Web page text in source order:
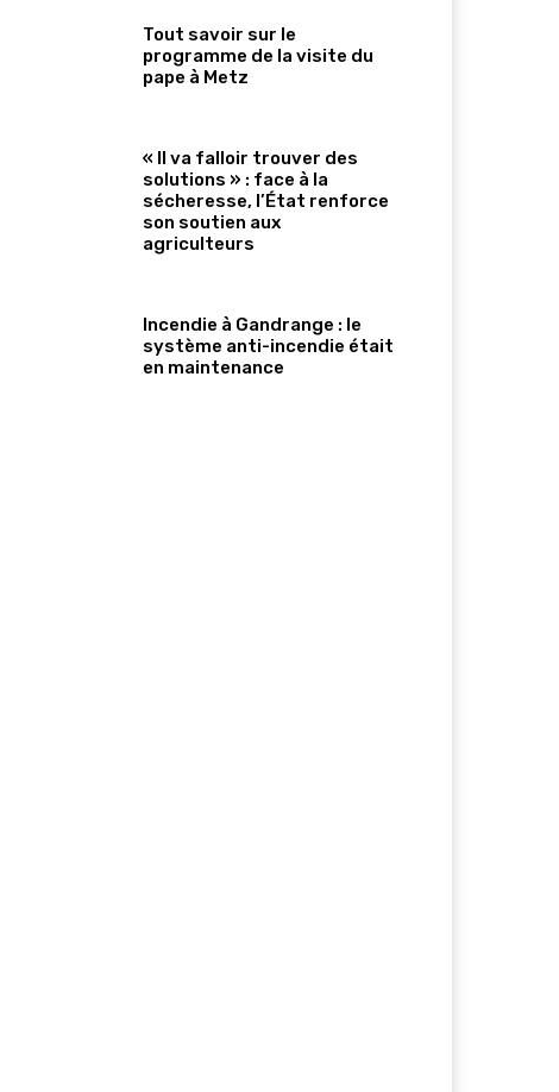
Tout savoir sur le
programme de la visite du
pape à Metz
« Il va falloir trouver des
solutions » : face à la
sécheresse, l’État renforce
son soutien aux
agriculteurs
Incendie à Gandrange : le
système anti-incendie était
en maintenance